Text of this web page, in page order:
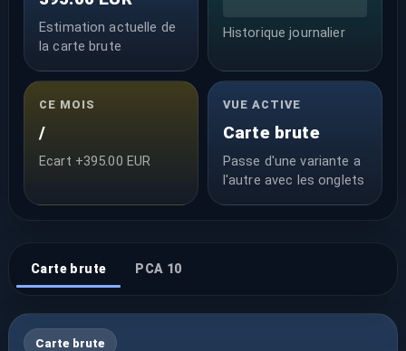
Estimation actuelle de
la carte brute
Historique journalier
CE MOIS
/
Ecart +395.00 EUR
VUE ACTIVE
Carte brute
Passe d'une variante a
l'autre avec les onglets
Carte brute PCA 10
Carte brute